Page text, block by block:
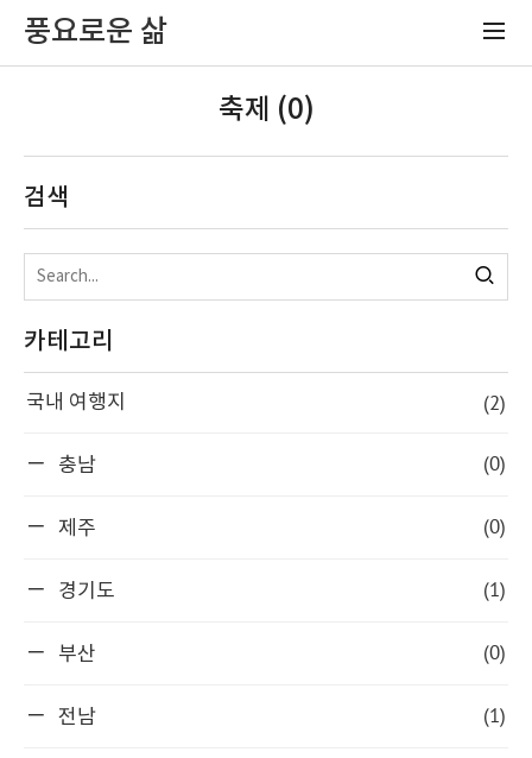
풍요로운 삶
축제 (0)
검색
카테고리
국내 여행지 (2)
충남 (0)
제주 (0)
경기도 (1)
부산 (0)
전남 (1)